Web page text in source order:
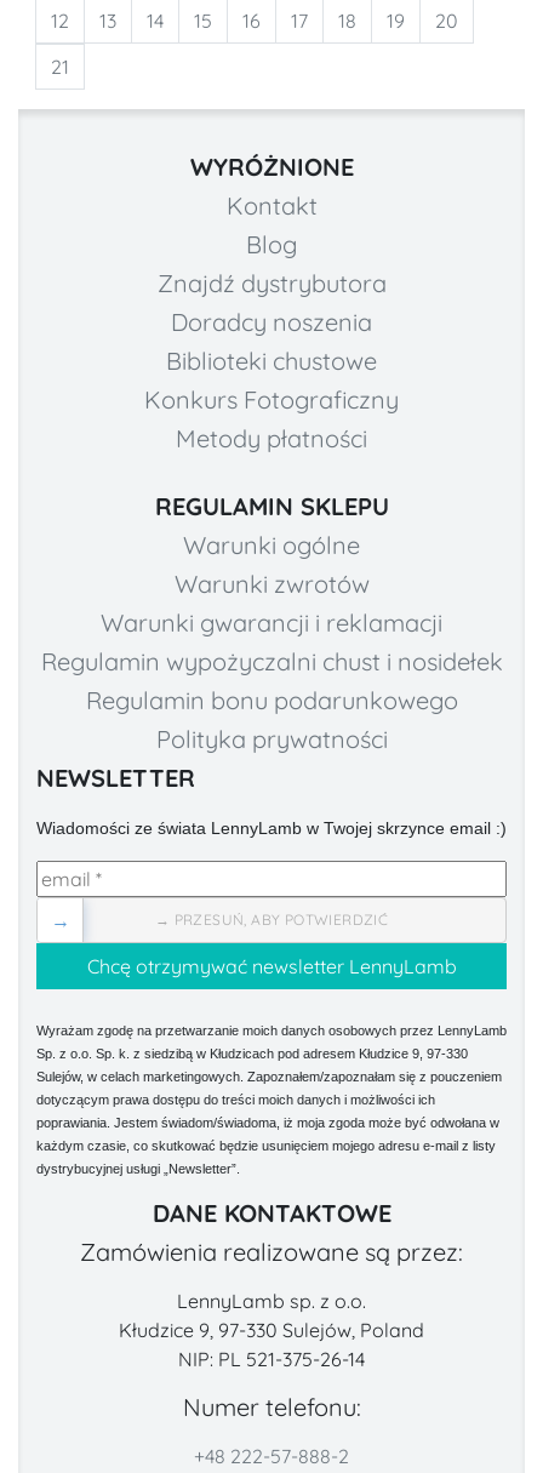
12
13 14 15 16 17 18 19
20
21
WYRÓŻNIONE
Kontakt
Blog
Znajdź dystrybutora
Doradcy noszenia
Biblioteki chustowe
Konkurs Fotograficzny
Metody płatności
REGULAMIN SKLEPU
Warunki ogólne
Warunki zwrotów
Warunki gwarancji i reklamacji
Regulamin wypożyczalni chust i nosidełek
Regulamin bonu podarunkowego
Polityka prywatności
NEWSLETTER
Wiadomości ze świata LennyLamb w Twojej skrzynce email :)
→ PRZESUŃ, ABY POTWIERDZIĆ
→
Wyrażam zgodę na przetwarzanie moich danych osobowych przez LennyLamb
Sp. z o.o. Sp. k. z siedzibą w Kłudzicach pod adresem Kłudzice 9, 97-330
Sulejów, w celach marketingowych. Zapoznałem/zapoznałam się z pouczeniem
dotyczącym prawa dostępu do treści moich danych i możliwości ich
poprawiania. Jestem świadom/świadoma, iż moja zgoda może być odwołana w
każdym czasie, co skutkować będzie usunięciem mojego adresu e-mail z listy
dystrybucyjnej usługi „Newsletter”.
DANE KONTAKTOWE
Zamówienia realizowane są przez:
LennyLamb sp. z o.o.
Kłudzice 9, 97-330 Sulejów, Poland
NIP: PL 521-375-26-14
Numer telefonu:
+48 222-57-888-2